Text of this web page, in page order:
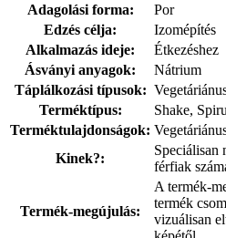
Adagolási forma:
Por
Edzés célja:
Izomépítés
Alkalmazás ideje:
Étkezéshez
Ásványi anyagok:
Nátrium
Táplálkozási típusok:
Terméktípus:
Shake,
Terméktulajdonságok:
Kinek?:
Speciálisan
férfiak
Termék-megújulás:
A termék-
termék
vizuálisan